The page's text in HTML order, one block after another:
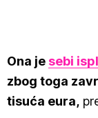
Ona je sebi
zbog toga
tisuća eura,